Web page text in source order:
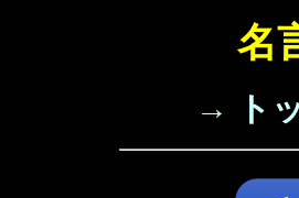
名
→ ト